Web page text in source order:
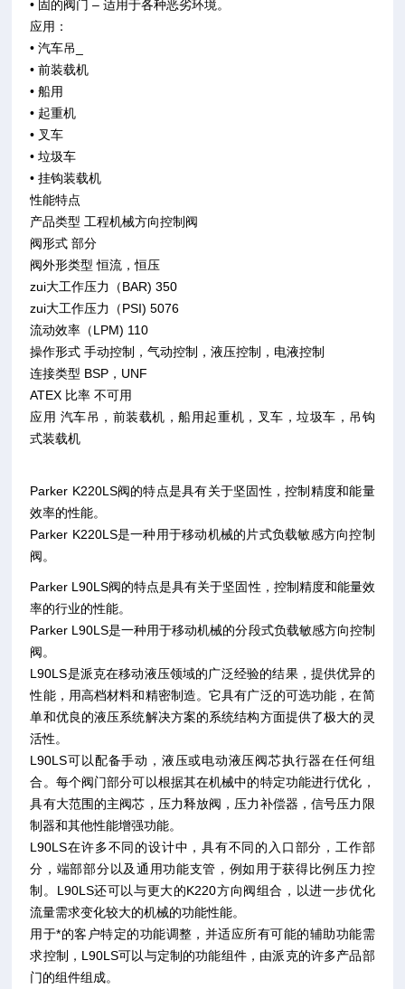
• 固的阀门 – 适用于各种恶劣环境。
应用：
• 汽车吊_
• 前装载机
• 船用
• 起重机
• 叉车
• 垃圾车
• 挂钩装载机
性能特点
产品类型 工程机械方向控制阀
阀形式 部分
阀外形类型 恒流，恒压
zui大工作压力（BAR) 350
zui大工作压力（PSI) 5076
流动效率（LPM) 110
操作形式 手动控制，气动控制，液压控制，电液控制
连接类型 BSP，UNF
ATEX 比率 不可用
应用 汽车吊，前装载机，船用起重机，叉车，垃圾车，吊钩
式装载机
Parker K220LS阀的特点是具有关于坚固性，控制精度和能量
效率的性能。
Parker K220LS是一种用于移动机械的片式负载敏感方向控制
阀。
Parker L90LS阀的特点是具有关于坚固性，控制精度和能量效
率的行业的性能。
Parker L90LS是一种用于移动机械的分段式负载敏感方向控制
阀。
L90LS是派克在移动液压领域的广泛经验的结果，提供优异的
性能，用高档材料和精密制造。它具有广泛的可选功能，在简
单和优良的液压系统解决方案的系统结构方面提供了极大的灵
活性。
L90LS可以配备手动，液压或电动液压阀芯执行器在任何组
合。每个阀门部分可以根据其在机械中的特定功能进行优化，
具有大范围的主阀芯，压力释放阀，压力补偿器，信号压力限
制器和其他性能增强功能。
L90LS在许多不同的设计中，具有不同的入口部分，工作部
分，端部部分以及通用功能支管，例如用于获得比例压力控
制。L90LS还可以与更大的K220方向阀组合，以进一步优化
流量需求变化较大的机械的功能性能。
用于*的客户特定的功能调整，并适应所有可能的辅助功能需
求控制，L90LS可以与定制的功能组件，由派克的许多产品部
门的组件组成。